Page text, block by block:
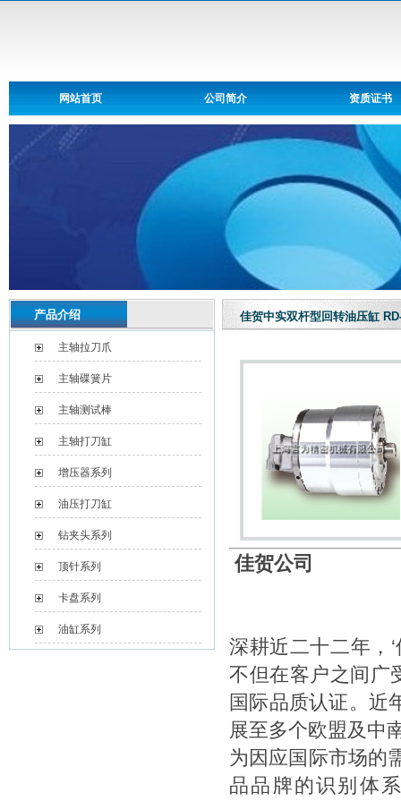
网站首页 公司简介 资质证书
佳贺中实双杆型回转油压缸
佳贺公司
深耕近二十二年，
不但在客户之间广
国际品质认证。近
展至多个欧盟及中
为因应国际市场的
品品牌的识别体
产品介绍
主轴拉刀爪
主轴碟簧片
主轴测试棒
主轴打刀缸
增压器系列
油压打刀缸
钻夹头系列
顶针系列
卡盘系列
油缸系列